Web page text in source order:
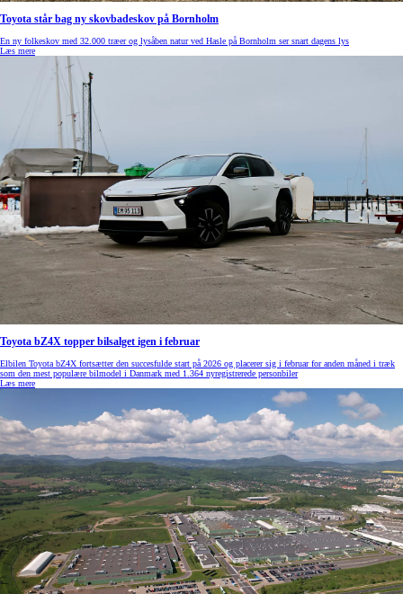
Toyota står bag ny skovbadeskov på Bornholm
En ny folkeskov med 32.000 træer og lysåben natur ved Hasle på Bornholm ser snart dagens lys
Læs mere
Toyota bZ4X topper bilsalget igen i februar
Elbilen Toyota bZ4X fortsætter den succesfulde start på 2026 og placerer sig i februar for anden måned i træk
som den mest populære bilmodel i Danmark med 1.364 nyregistrerede personbiler
Læs mere